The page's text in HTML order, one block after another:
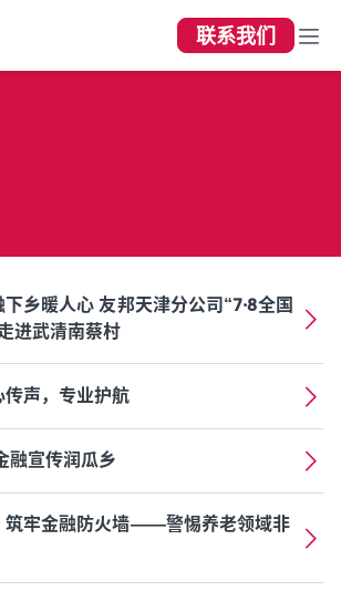
联系我们
消费者权益保护专栏
下乡暖人心 友邦天津分公司“7·8全国
进武清南蔡村
传声，专业护航
融宣传润瓜乡
筑牢金融防火墙——警惕养老领域非